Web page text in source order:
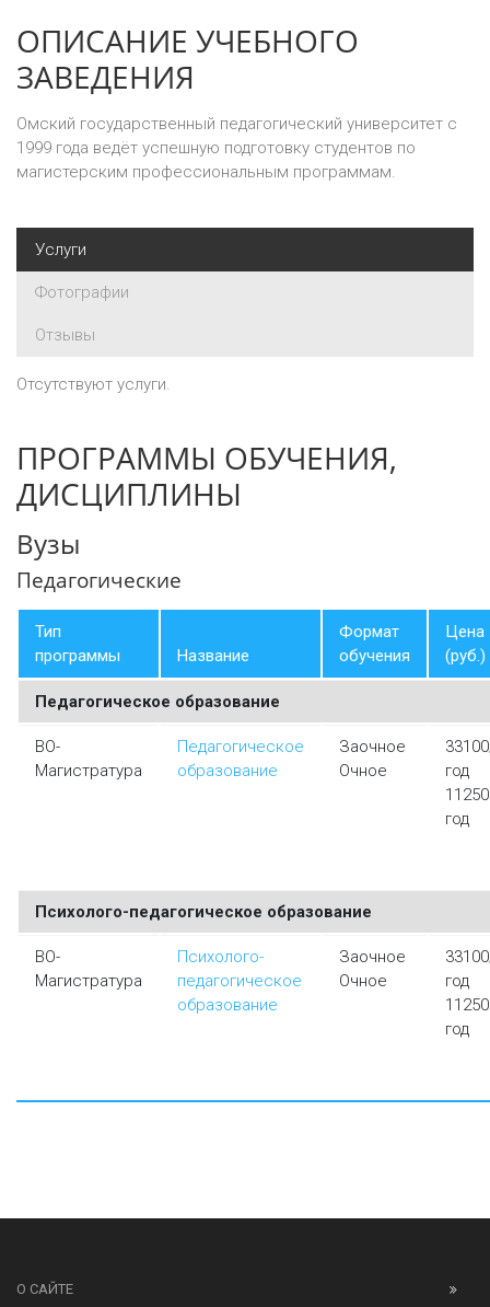
ОПИСАНИЕ УЧЕБНОГО
ЗАВЕДЕНИЯ
Омский государственный педагогический университет с
1999 года ведёт успешную подготовку студентов по
магистерским профессиональным программам.
Услуги
Фотографии
Отзывы
Отсутствуют услуги.
ПРОГРАММЫ ОБУЧЕНИЯ,
ДИСЦИПЛИНЫ
Вузы
Педагогические
Тип
программы
Название
Формат
обучения
Цена
(руб.)
Педагогическое образование
ВО-
Магистратура
Педагогическое
образование
Заочное
Очное
год
год
Психолого-педагогическое образование
ВО-
Магистратура
Психолого-
педагогическое
образование
Заочное
Очное
год
год
О САЙТЕ